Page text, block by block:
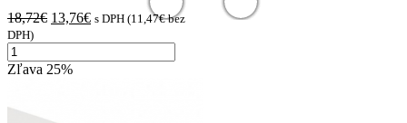
18,72€ Pôvodná
18,72€.
13,76€Aktuálna
13,76€.
s DPH (11,47€bez
DPH)
množstvo
biela
na
Zľava 25%